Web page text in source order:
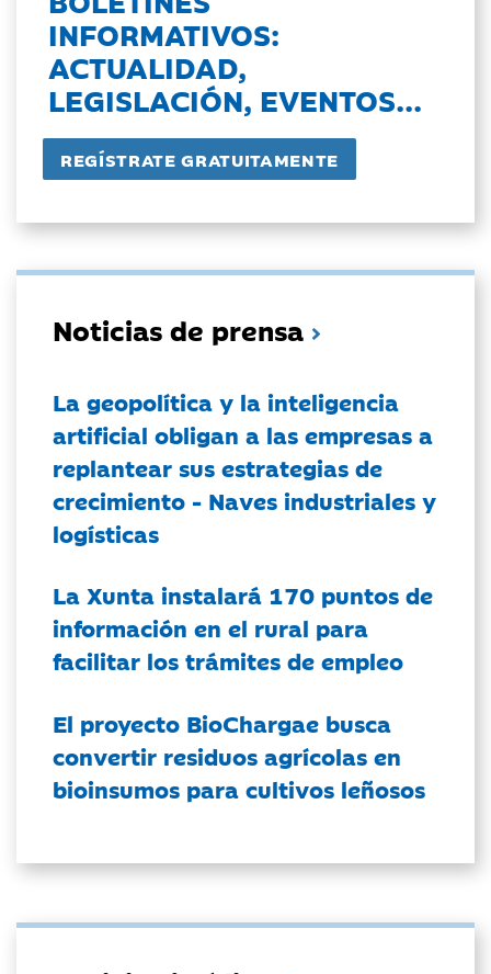
INFORMATIVOS:
ACTUALIDAD,
LEGISLACIÓN, EVENTOS...
Noticias de prensa
La geopolítica y la inteligencia
artificial obligan a las empresas a
replantear sus estrategias de
crecimiento - Naves industriales y
logísticas
La Xunta instalará 170 puntos de
información en el rural para
facilitar los trámites de empleo
El proyecto BioChargae busca
convertir residuos agrícolas en
bioinsumos para cultivos leñosos